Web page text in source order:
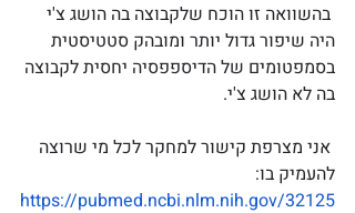
בהשוואה זו הוכח שלקבוצה בה הושג צ'י
היה שיפור גדול יותר ומובהק סטטיסטית
בסמפטומים של הדיספפסיה יחסית לקבוצה
בה לא הושג צ'י.
אני מצרפת קישור למחקר לכל מי שרוצה
להעמיק בו:
https://pubmed.ncbi.nlm.nih.gov/32125